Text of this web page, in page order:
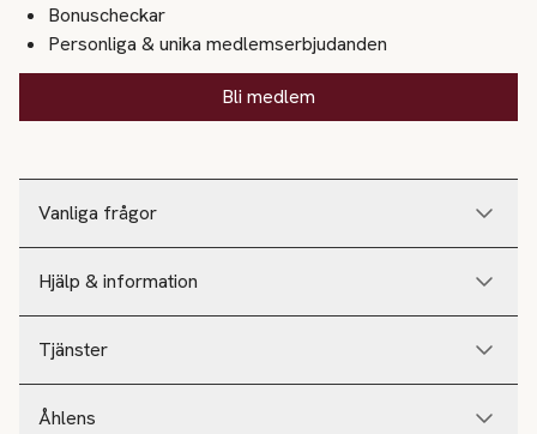
Vanliga frågor
Hjälp & information
Tjänster
Åhlens
Bonuscheckar
Personliga & unika medlemserbjudanden
Bli medlem